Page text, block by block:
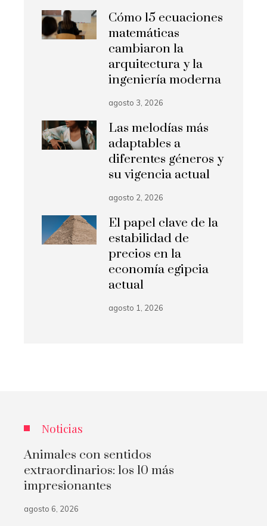
Cómo 15 ecuaciones
matemáticas
cambiaron la
arquitectura y la
ingeniería moderna
agosto 3, 2026
Las melodías más
adaptables a
diferentes géneros y
su vigencia actual
agosto 2, 2026
El papel clave de la
estabilidad de
precios en la
economía egipcia
actual
agosto 1, 2026
Noticias
Animales con sentidos
extraordinarios: los 10 más
impresionantes
agosto 6, 2026